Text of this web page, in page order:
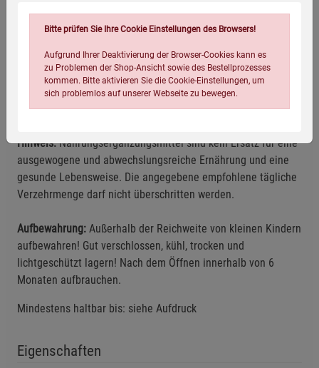
MCT-Öl (mittelkettige Triglyceride aus Kokosöl), Vitamin K2
(MK-7).
Anwendungsempfehlung
10 Tropfen täglich unverdünnt auf einem Löffel einnehmen.
Hinweis:Nahrungsergänzungsmittel sind kein Ersatz für eine
ausgewogene und abwechslungsreiche Ernährung und eine
gesunde Lebensweise. Die angegebene empfohlene tägliche
Verzehrmenge darf nicht überschritten werden.
Aufbewahrung: Außerhalb der Reichweite von kleinen Kindern
aufbewahren! Gut verschlossen, kühl, trocken und
lichtgeschützt lagern! Nach dem Öffnen innerhalb von 6
Monaten aufbrauchen.
Mindestens haltbar bis: siehe Aufdruck
Eigenschaften
Bitte prüfen Sie Ihre Cookie Einstellungen des Browsers!
Aufgrund Ihrer Deaktivierung der Browser-Cookies kann es
zu Problemen der Shop-Ansicht sowie des Bestellprozesses
kommen. Bitte aktivieren Sie die Cookie-Einstellungen, um
sich problemlos auf unserer Webseite zu bewegen.
Zurück Einstellungen speichern für die Gruppe
Einwilligung nicht erteilen
Notwendige Cookies (5)
Cookie-Informationen